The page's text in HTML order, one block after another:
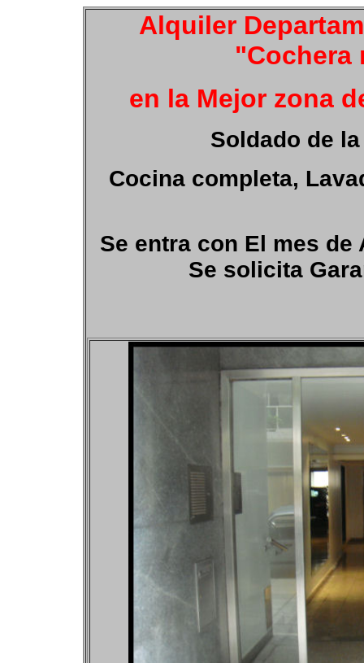
Alquiler
en la Mejor zona
Soldado de
Cocina completa,
Se entra con El mes
Se solicita